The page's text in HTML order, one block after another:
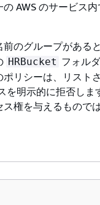
AWS のサービス
前のグループがある
HRBucket フォル
リシーは、リスト
を明示的に拒否し
権を与えるもので